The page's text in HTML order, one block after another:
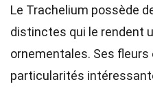
Le Trachelium possède
distinctes qui le rendent
ornementales. Ses
particularités